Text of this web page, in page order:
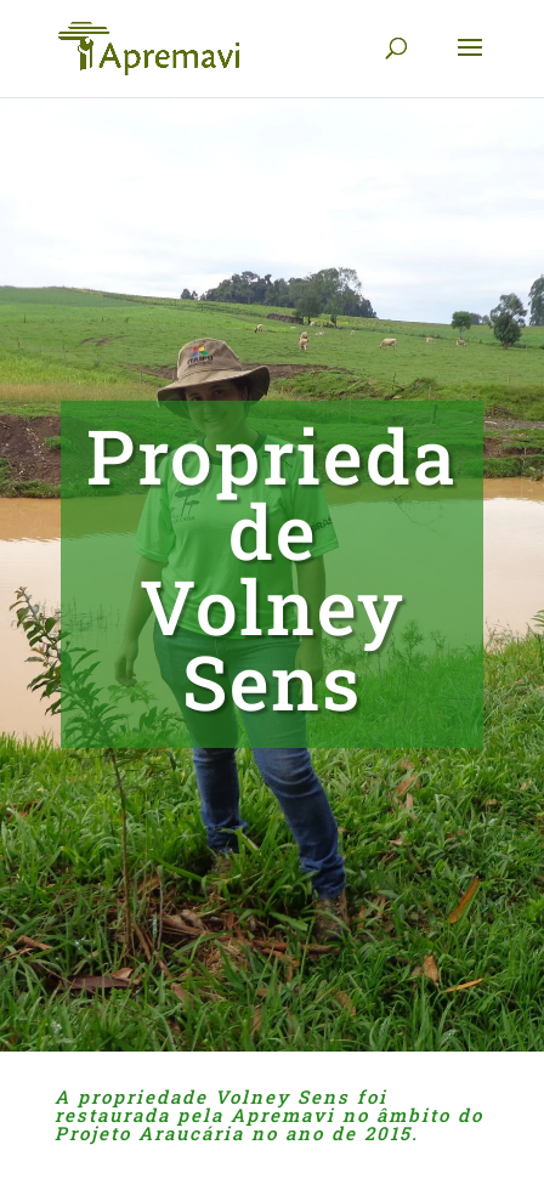
Proprieda
de
Volney
Sens
A propriedade Volney Sens foi
restaurada pela Apremavi no âmbito do
Projeto Araucária no ano de 2015.